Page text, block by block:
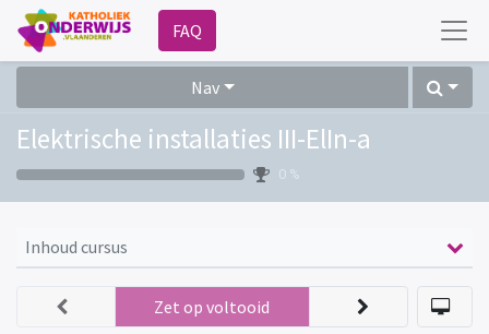
FAQ
Nav
Elektrische installaties III-ElIn-a
0 %
Inhoud cursus
Zet op voltooid